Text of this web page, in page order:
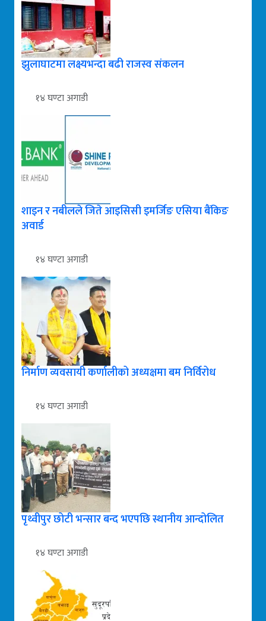
झुलाघाटमा लक्ष्यभन्दा बढी राजस्व संकलन
१४ घण्टा अगाडी
शाइन र नबीलले जिते आइसिसी इमर्जिङ एसिया बैंकिङ
अवार्ड
१४ घण्टा अगाडी
निर्माण व्यवसायी कर्णालीको अध्यक्षमा बम निर्विरोध
१४ घण्टा अगाडी
पृथ्वीपुर छोटी भन्सार बन्द भएपछि स्थानीय आन्दोलित
१४ घण्टा अगाडी